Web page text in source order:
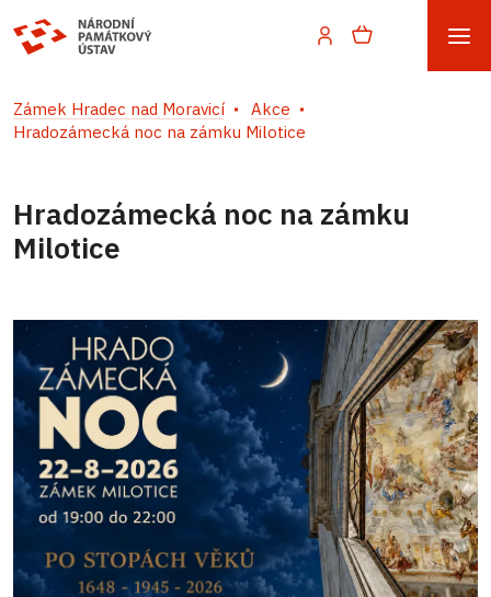
Zámek Hradec nad Moravicí
Akce
Hradozámecká noc na zámku Milotice
Hradozámecká noc na zámku
Milotice